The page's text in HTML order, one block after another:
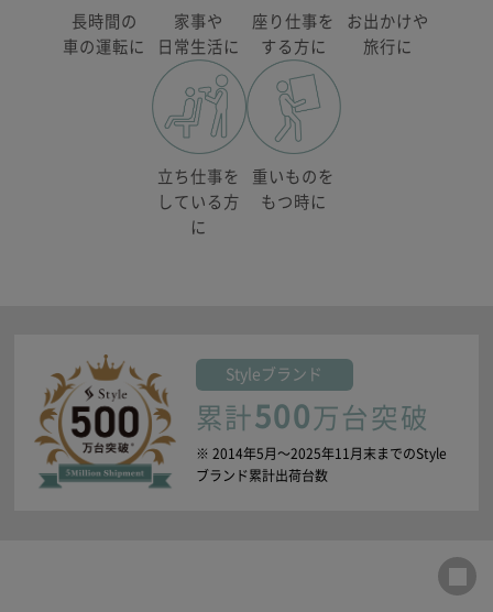
長時間の
車の運転に
家事や
日常生活に
座り仕事を
する方に
お出かけや
旅行に
立ち仕事を
している方
に
重いものを
もつ時に
Style ブランド
累計500 万台突破
※ 2014年5月〜2025年11月末までのStyle
ブランド累計出荷台数